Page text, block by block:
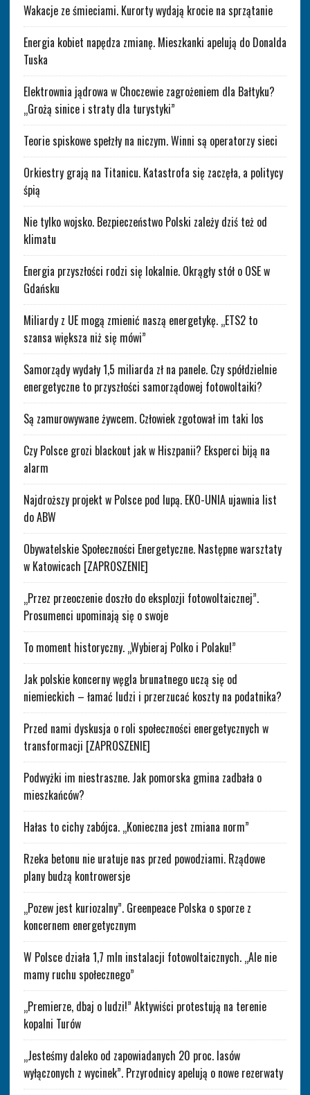
Wakacje ze śmieciami. Kurorty wydają krocie na sprzątanie
Energia kobiet napędza zmianę. Mieszkanki apelują do Donalda
Tuska
Elektrownia jądrowa w Choczewie zagrożeniem dla Bałtyku?
„Grożą sinice i straty dla turystyki”
Teorie spiskowe spełzły na niczym. Winni są operatorzy sieci
Orkiestry grają na Titanicu. Katastrofa się zaczęła, a politycy
śpią
Nie tylko wojsko. Bezpieczeństwo Polski zależy dziś też od
klimatu
Energia przyszłości rodzi się lokalnie. Okrągły stół o OSE w
Gdańsku
Miliardy z UE mogą zmienić naszą energetykę. „ETS2 to
szansa większa niż się mówi”
Samorządy wydały 1,5 miliarda zł na panele. Czy spółdzielnie
energetyczne to przyszłości samorządowej fotowoltaiki?
Są zamurowywane żywcem. Człowiek zgotował im taki los
Czy Polsce grozi blackout jak w Hiszpanii? Eksperci biją na
alarm
Najdroższy projekt w Polsce pod lupą. EKO-UNIA ujawnia list
do ABW
Obywatelskie Społeczności Energetyczne. Następne warsztaty
w Katowicach [ZAPROSZENIE]
„Przez przeoczenie doszło do eksplozji fotowoltaicznej”.
Prosumenci upominają się o swoje
To moment historyczny. „Wybieraj Polko i Polaku!”
Jak polskie koncerny węgla brunatnego uczą się od
niemieckich – łamać ludzi i przerzucać koszty na podatnika?
Przed nami dyskusja o roli społeczności energetycznych w
transformacji [ZAPROSZENIE]
Podwyżki im niestraszne. Jak pomorska gmina zadbała o
mieszkańców?
Hałas to cichy zabójca. „Konieczna jest zmiana norm”
Rzeka betonu nie uratuje nas przed powodziami. Rządowe
plany budzą kontrowersje
„Pozew jest kuriozalny”. Greenpeace Polska o sporze z
koncernem energetycznym
W Polsce działa 1,7 mln instalacji fotowoltaicznych. „Ale nie
mamy ruchu społecznego”
„Premierze, dbaj o ludzi!” Aktywiści protestują na terenie
kopalni Turów
„Jesteśmy daleko od zapowiadanych 20 proc. lasów
wyłączonych z wycinek”. Przyrodnicy apelują o nowe rezerwaty